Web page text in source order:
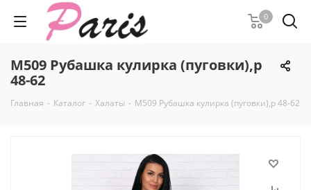
0
М509 Рубашка кулирка (пуговки),р
48-62
Главная - Каталог - Халаты - М509 Рубашка кулирка (пуговки),р 48-62